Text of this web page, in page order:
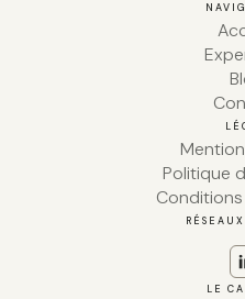
Politique
LE